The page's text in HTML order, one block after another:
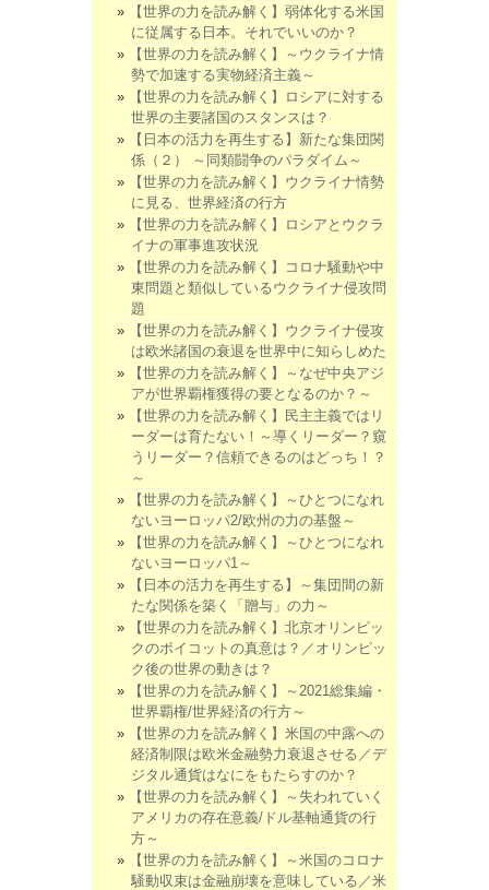
【世界の力を読み解く】弱体化する米国
に従属する日本。それでいいのか？
【世界の力を読み解く】～ウクライナ情
勢で加速する実物経済主義～
【世界の力を読み解く】ロシアに対する
世界の主要諸国のスタンスは？
【日本の活力を再生する】新たな集団関
係（２） ～同類闘争のパラダイム～
【世界の力を読み解く】ウクライナ情勢
に見る、世界経済の行方
【世界の力を読み解く】ロシアとウクラ
イナの軍事進攻状況
【世界の力を読み解く】コロナ騒動や中
東問題と類似しているウクライナ侵攻問
題
【世界の力を読み解く】ウクライナ侵攻
は欧米諸国の衰退を世界中に知らしめた
【世界の力を読み解く】～なぜ中央アジ
アが世界覇権獲得の要となるのか？～
【世界の力を読み解く】民主主義ではリ
ーダーは育たない！～導くリーダー？窺
うリーダー？信頼できるのはどっち！？
～
【世界の力を読み解く】～ひとつになれ
ないヨーロッパ2/欧州の力の基盤～
【世界の力を読み解く】～ひとつになれ
ないヨーロッパ1～
【日本の活力を再生する】～集団間の新
たな関係を築く「贈与」の力～
【世界の力を読み解く】北京オリンピッ
クのボイコットの真意は？／オリンピッ
ク後の世界の動きは？
【世界の力を読み解く】～2021総集編・
世界覇権/世界経済の行方～
【世界の力を読み解く】米国の中露への
経済制限は欧米金融勢力衰退させる／デ
ジタル通貨はなにをもたらすのか？
【世界の力を読み解く】～失われていく
アメリカの存在意義/ドル基軸通貨の行
方～
【世界の力を読み解く】～米国のコロナ
騒動収束は金融崩壊を意味している／米